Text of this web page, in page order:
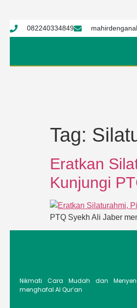
082240334849
Qur’an Syekh Ali Jaber
Tag:
Eratkan
Kunjungi
PTQ Syekh Ali Jaber
Nikmati Cara Mudah dan
menghafal Al Qur’an